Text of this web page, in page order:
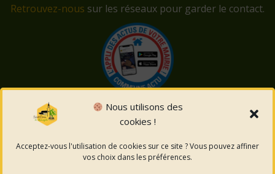
Nous utilisons des
cookies !
Acceptez-vous l'utilisation de cookies sur ce site ? Vous pouvez affiner
vos choix dans les préférences.
Retrouvez-nous sur les réseaux pour garder le contact.
© 2026 Saint-Côme-et-Maruéjols. Un service proposé